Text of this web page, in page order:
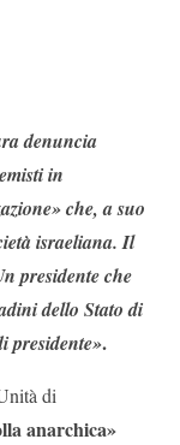
denuncia
in
che, a suo
israeliana. Il
presidente che
dello Stato di
presidente».
di
anarchica»